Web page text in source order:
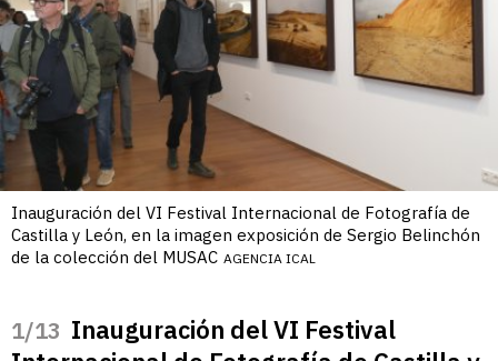
Inauguración del VI Festival Internacional de Fotografía de
Castilla y León, en la imagen exposición de Sergio Belinchón
de la colección del MUSAC AGENCIA ICAL
/13 Inauguración del VI Festival